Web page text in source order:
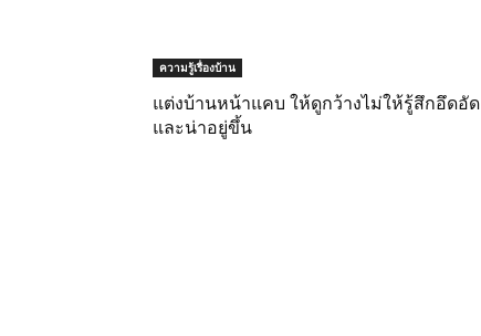
ความรู้เรื่องบ้าน
แต่งบ้านหน้าแคบ ให้ดูกว้างไม่ให้รู้สึกอึดอัด
และน่าอยู่ขึ้น